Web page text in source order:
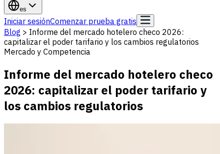
es
Iniciar sesiónComenzar prueba gratis
Blog > Informe del mercado hotelero checo 2026:
capitalizar el poder tarifario y los cambios regulatorios
Mercado y Competencia
Informe del mercado hotelero checo
2026: capitalizar el poder tarifario y
los cambios regulatorios